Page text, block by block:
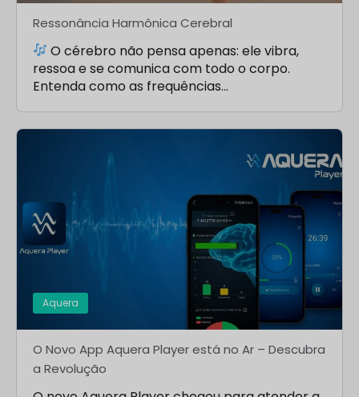
Ressonância Harmônica Cerebral
O cérebro não pensa apenas: ele vibra,
ressoa e se comunica com todo o corpo.
Entenda como as frequências…
Aquera
O Novo App Aquera Player está no Ar – Descubra
a Revolução